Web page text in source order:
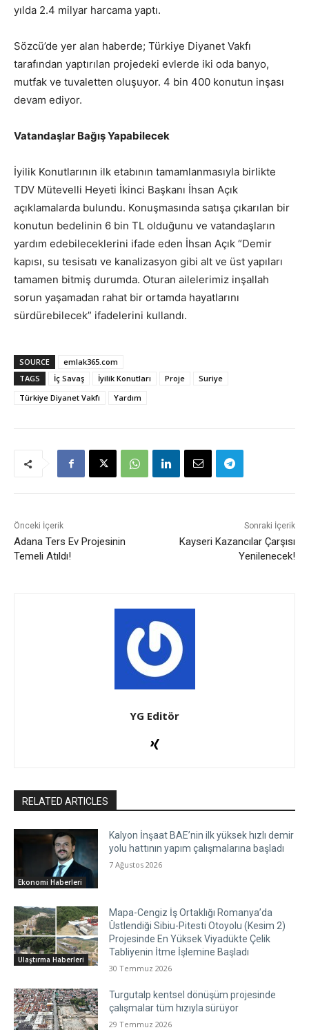
yılda 2.4 milyar harcama yaptı.
Sözcü’de yer alan haberde; Türkiye Diyanet Vakfı
tarafından yaptırılan projedeki evlerde iki oda banyo,
mutfak ve tuvaletten oluşuyor. 4 bin 400 konutun inşası
devam ediyor.
Vatandaşlar Bağış Yapabilecek
İyilik Konutlarının ilk etabının tamamlanmasıyla birlikte
TDV Mütevelli Heyeti İkinci Başkanı İhsan Açık
açıklamalarda bulundu. Konuşmasında satışa çıkarılan bir
konutun bedelinin 6 bin TL olduğunu ve vatandaşların
yardım edebileceklerini ifade eden İhsan Açık “Demir
kapısı, su tesisatı ve kanalizasyon gibi alt ve üst yapıları
tamamen bitmiş durumda. Oturan ailelerimiz inşallah
sorun yaşamadan rahat bir ortamda hayatlarını
sürdürebilecek” ifadelerini kullandı.
SOURCE
emlak365.com
TAGS
İç Savaş İyilik Konutları Proje
Suriye
Türkiye Diyanet Vakfı
Yardım
Önceki İçerik
Adana Ters Ev Projesinin
Temeli Atıldı!
Sonraki İçerik
Kayseri Kazancılar Çarşısı
Yenilenecek!
YG Editör
RELATED ARTICLES
Ekonomi Haberleri
Kalyon İnşaat BAE’nin ilk yüksek hızlı demir
yolu hattının yapım çalışmalarına başladı
7 Ağustos 2026
Ulaştırma Haberleri
Mapa-Cengiz İş Ortaklığı Romanya’da
Üstlendiği Sibiu-Pitesti Otoyolu (Kesim 2)
Projesinde En Yüksek Viyadükte Çelik
Tabliyenin İtme İşlemine Başladı
30 Temmuz 2026
Turgutalp kentsel dönüşüm projesinde
çalışmalar tüm hızıyla sürüyor
29 Temmuz 2026